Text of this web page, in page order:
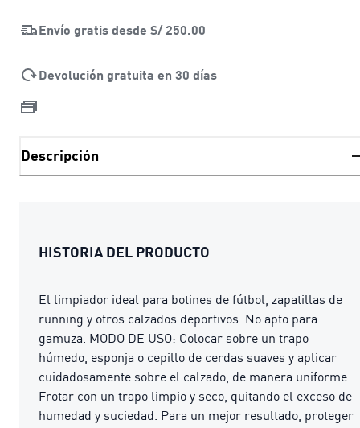
Envío gratis desde S/ 250.00
Devolución gratuita en 30 días
Descripción
HISTORIA DEL PRODUCTO
El limpiador ideal para botines de fútbol, zapatillas de
running y otros calzados deportivos. No apto para
gamuza. MODO DE USO: Colocar sobre un trapo
húmedo, esponja o cepillo de cerdas suaves y aplicar
cuidadosamente sobre el calzado, de manera uniforme.
Frotar con un trapo limpio y seco, quitando el exceso de
humedad y suciedad. Para un mejor resultado, proteger